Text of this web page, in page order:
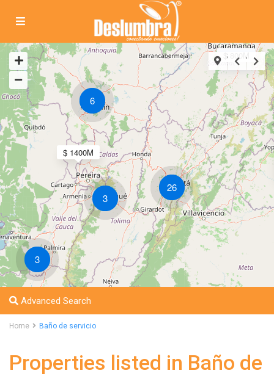
3
6
3
26
$ 800M
$ 1400M
Advanced Search
Home Baño de servicio
Properties listed in Baño de